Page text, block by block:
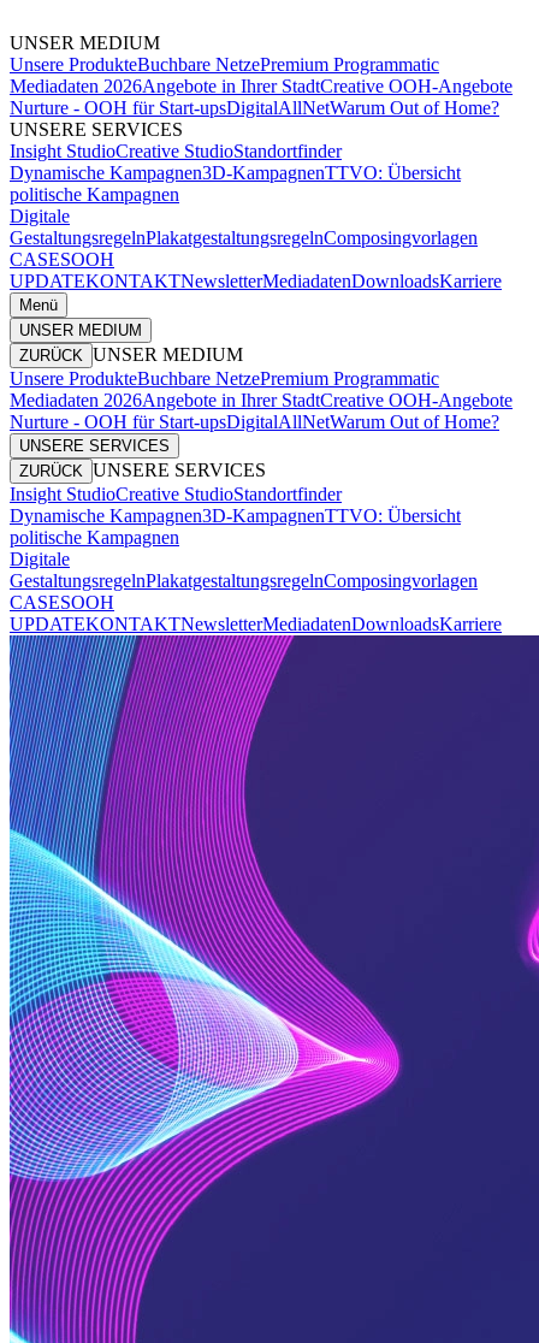
UNSER MEDIUM
Unsere ProdukteBuchbare NetzePremium Programmatic
Mediadaten 2026Angebote in Ihrer StadtCreative OOH-Angebote
Nurture - OOH für Start-upsDigitalAllNetWarum Out of Home?
UNSERE SERVICES
Insight StudioCreative StudioStandortfinder
Dynamische Kampagnen3D-KampagnenTTVO: Übersicht
politische Kampagnen
Digitale
GestaltungsregelnPlakatgestaltungsregelnComposingvorlagen
CASESOOH
UPDATEKONTAKTNewsletterMediadatenDownloadsKarriere
Menü
UNSER MEDIUM
ZURÜCK UNSER MEDIUM
Unsere ProdukteBuchbare NetzePremium Programmatic
Mediadaten 2026Angebote in Ihrer StadtCreative OOH-Angebote
Nurture - OOH für Start-upsDigitalAllNetWarum Out of Home?
UNSERE SERVICES
ZURÜCK UNSERE SERVICES
Insight StudioCreative StudioStandortfinder
Dynamische Kampagnen3D-KampagnenTTVO: Übersicht
politische Kampagnen
Digitale
GestaltungsregelnPlakatgestaltungsregelnComposingvorlagen
CASESOOH
UPDATEKONTAKTNewsletterMediadatenDownloadsKarriere